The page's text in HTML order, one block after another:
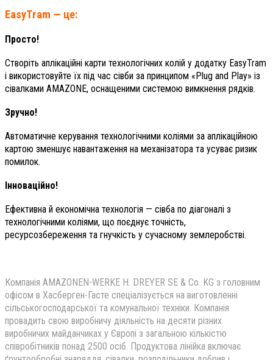
EasyTram — це:
Просто!
Створіть аплікаційні карти технологічних колій у додатку EasyTram
і використовуйте їх під час сівби за принципом «Plug and Play» із
сівалками AMAZONE, оснащеними системою вимкнення рядків.
Зручно!
Автоматичне керування технологічними коліями за аплікаційною
картою зменшує навантаження на механізатора та усуває ризик
помилок.
Інноваційно!
Ефективна й економічна технологія — сівба по діагоналі з
технологічними коліями, що поєднує точність,
ресурсозбереження та гнучкість у сучасному землеробстві.
Компанія AMAZONEN-WERKE H. DREYER SE & Co. KG з головним
офісом в Хасберген-Гасте спеціалізується на виготовленні
сільськогосподарської та комунальної техніки. Компанія
провадить свою виробничу діяльність на десяти різних
виробничих майданчиках у Європі з загальною кількістю
співробітників понад 2500 осіб. Продуктова лінійка включає